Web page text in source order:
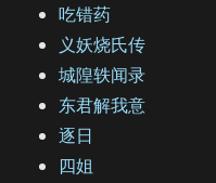
吃错药
义妖烧氏传
城隍轶闻录
东君解我意
逐日
四姐